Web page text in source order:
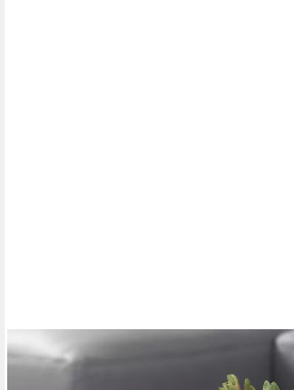
FINEBUY
Beistelltisch SuVa3530_1